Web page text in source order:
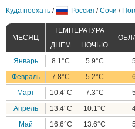
Куда поехать / Россия /Сочи /
МЕСЯЦ
ТЕМПЕРАТУРА
ДНЕМ
НОЧЬЮ
Январь
8.1°C 5.9°C
Февраль
7.8°C 5.2°C
Март
10.4°C 7.3°C
Апрель
13.4°C 10.1°C
Май
16.6°C 13.6°C